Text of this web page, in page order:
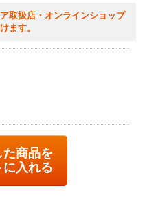
取扱店・オンラインショップ
ます。
た商品を
に入れる